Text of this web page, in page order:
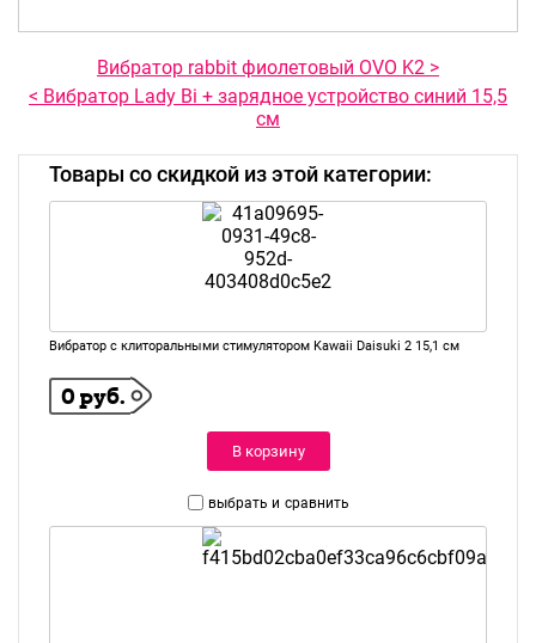
Вибратор rabbit фиолетовый OVO K2 >
< Вибратор Lady Bi + зарядное устройство синий 15,5
см
Товары со скидкой из этой категории:
Вибратор с клиторальными стимулятором Kawaii Daisuki 2 15,1 см
0 руб.
В корзину
выбрать и сравнить